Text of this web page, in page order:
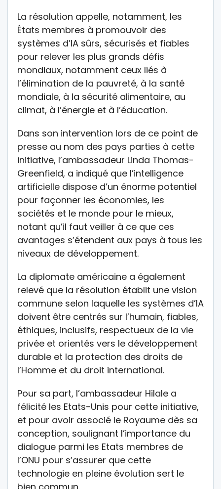
La résolution appelle, notamment, les
États membres à promouvoir des
systèmes d’IA sûrs, sécurisés et fiables
pour relever les plus grands défis
mondiaux, notamment ceux liés à
l’élimination de la pauvreté, à la santé
mondiale, à la sécurité alimentaire, au
climat, à l’énergie et à l’éducation.
Dans son intervention lors de ce point de
presse au nom des pays parties à cette
initiative, l’ambassadeur Linda Thomas-
Greenfield, a indiqué que l’intelligence
artificielle dispose d’un énorme potentiel
pour façonner les économies, les
sociétés et le monde pour le mieux,
notant qu’il faut veiller à ce que ces
avantages s’étendent aux pays à tous les
niveaux de développement.
La diplomate américaine a également
relevé que la résolution établit une vision
commune selon laquelle les systèmes d’IA
doivent être centrés sur l’humain, fiables,
éthiques, inclusifs, respectueux de la vie
privée et orientés vers le développement
durable et la protection des droits de
l’Homme et du droit international.
Pour sa part, l’ambassadeur Hilale a
félicité les Etats-Unis pour cette initiative,
et pour avoir associé le Royaume dès sa
conception, soulignant l’importance du
dialogue parmi les Etats membres de
l’ONU pour s’assurer que cette
technologie en pleine évolution sert le